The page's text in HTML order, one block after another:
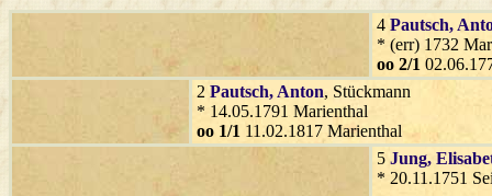
4 Pautsch,
* (err) 1732
oo 2/1
2 Pautsch, Anton, Stückmann
* 14.05.1791 Marienthal
oo 1/1 11.02.1817 Marienthal
5 Jung,
* 20.11.1751